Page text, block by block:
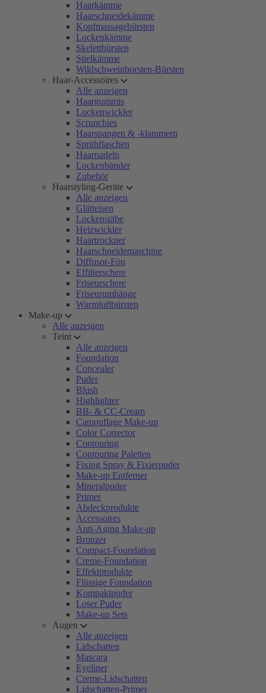
Haarkämme
Haarschneidekämme
Kopfmassagebürsten
Lockenkämme
Skelettbürsten
Stielkämme
Wildschweinborsten-Bürsten
Haar-Accessoires
Alle anzeigen
Haargummis
Lockenwickler
Scrunchies
Haarspangen & -klammern
Sprühflaschen
Haarnadeln
Lockenbänder
Zubehör
Haarstyling-Geräte
Alle anzeigen
Glätteisen
Lockenstäbe
Heizwickler
Haartrockner
Haarschneidemaschine
Diffusor-Fön
Effilierschere
Friseurschere
Friseurumhänge
Warmluftbürsten
Make-up
Alle anzeigen
Teint
Alle anzeigen
Foundation
Concealer
Puder
Blush
Highlighter
BB- & CC-Cream
Camouflage Make-up
Color Corrector
Contouring
Contouring Paletten
Fixing Spray & Fixierpuder
Make-up Entferner
Mineralpuder
Primer
Abdeckprodukte
Accessoires
Anti-Aging Make-up
Bronzer
Compact-Foundation
Creme-Foundation
Effektprodukte
Flüssige Foundation
Kompaktpuder
Loser Puder
Make-up Sets
Augen
Alle anzeigen
Lidschatten
Mascara
Eyeliner
Creme-Lidschatten
Lidschatten-Primer